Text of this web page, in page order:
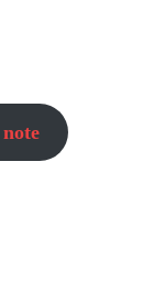
note